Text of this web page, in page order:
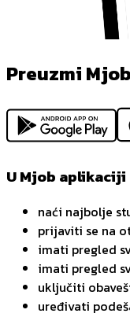
Preuzmi
U Mjob
naći najbolje
prijaviti se na
imati pregled
imati pregled
uključiti
uređivati